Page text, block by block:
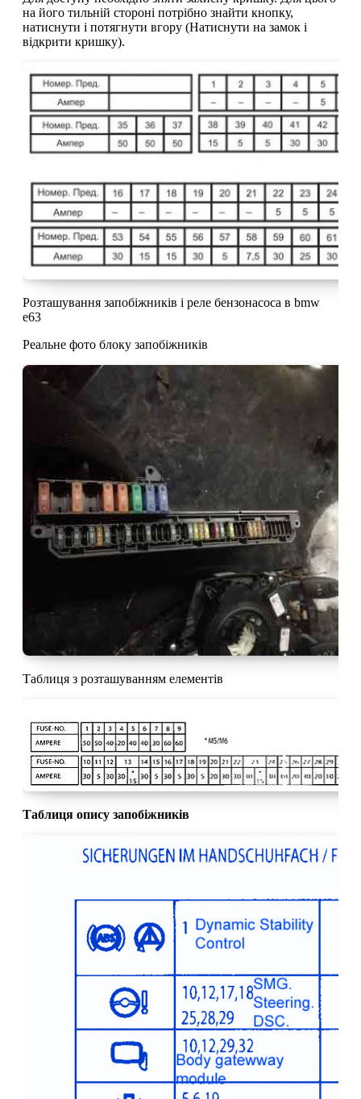
на його тильній стороні потрібно знайти кнопку,
натиснути і потягнути вгору (Натиснути на замок і
відкрити кришку).
Розташування запобіжників і реле бензонасоса в bmw
e63
Реальне фото блоку запобіжників
Таблиця з розташуванням елементів
Таблиця опису запобіжників